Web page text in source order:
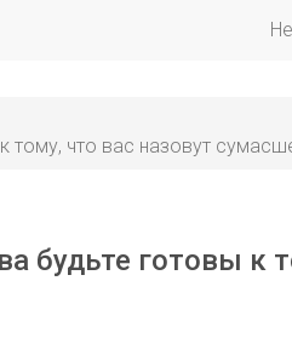
тому, что вас назовут
будьте готовы к